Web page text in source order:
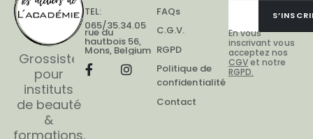
Grossiste
pour
instituts
de beauté
&
formations.
En vous
inscrivant vous
acceptez nos
CGVet notre
RGPD.
TEL:
065/35.34.05
rue du
hautbois 56,
Mons, Belgium
FAQs
C.G.V.
RGPD
Politique de
confidentialité
Contact